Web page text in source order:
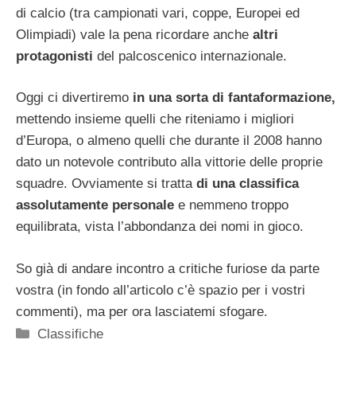
di calcio (tra campionati vari, coppe, Europei ed
Olimpiadi) vale la pena ricordare anche altri
protagonisti del palcoscenico internazionale.
Oggi ci divertiremo in una sorta di fantaformazione,
mettendo insieme quelli che riteniamo i migliori
d’Europa, o almeno quelli che durante il 2008 hanno
dato un notevole contributo alla vittorie delle proprie
squadre. Ovviamente si tratta di una classifica
assolutamente personale e nemmeno troppo
equilibrata, vista l’abbondanza dei nomi in gioco.
So già di andare incontro a critiche furiose da parte
vostra (in fondo all’articolo c’è spazio per i vostri
commenti), ma per ora lasciatemi sfogare.
Categorie
Classifiche